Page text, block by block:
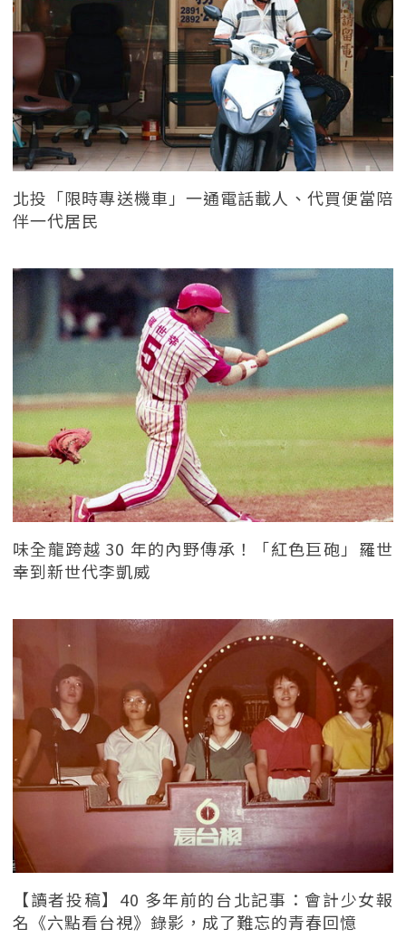
北投「限時專送機車」一通電話載人、代買便當陪
伴一代居民
味全龍跨越 30 年的內野傳承！「紅色巨砲」羅世
幸到新世代李凱威
【讀者投稿】40 多年前的台北記事：會計少女報
名《六點看台視》錄影，成了難忘的青春回憶